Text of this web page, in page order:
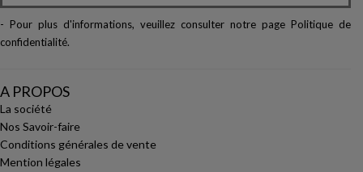
- Pour plus d'informations, veuillez consulter notre page Politique de
confidentialité.
A PROPOS
La société
Nos Savoir-faire
Conditions générales de vente
Mention légales